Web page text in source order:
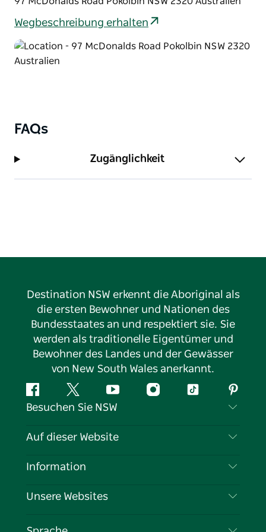
Obwohl Ushers Weine avantgardistisch sind,
verwendet er immer noch nur Trauben aus seinem
eigenen Familiengut in Pokolbin und glaubt an eine
wählen, um das Geschmackserlebnis zu steigern.
dass Gruppen von sechs oder mehr Personen eine
Wegbeschreibung erhalten
FAQs
Zugänglichkeit
Destination NSW erkennt die Aboriginal als
die ersten Bewohner und Nationen des
Bundesstaates an und respektiert sie. Sie
werden als traditionelle Eigentümer und
Bewohner des Landes und der Gewässer
von New South Wales anerkannt.
FacebookTwitter YouTubeInstagramTikTok
Besuchen Sie NSW
Kontaktieren Sie uns
Cookie-Hinweis
Auf dieser Website
Reiseziele
Veranstaltungen
Information
Reiseinformationen
Unsere Websites